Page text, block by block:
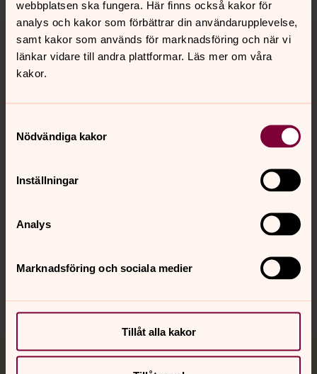
webbplatsen ska fungera. Här finns också kakor för
analys och kakor som förbättrar din användarupplevelse,
samt kakor som används för marknadsföring och när vi
länkar vidare till andra plattformar. Läs mer om våra
kakor.
Nödvändiga kakor
Inställningar
Analys
Marknadsföring och sociala medier
Tillåt alla kakor
Tillbaka till toppen
Tillbaka till innehållet
Jourhavande präst